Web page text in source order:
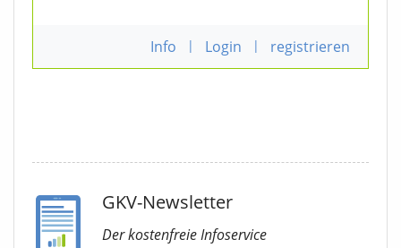
Info | Login | registrieren
GKV-Newsletter
Der kostenfreie Infoservice